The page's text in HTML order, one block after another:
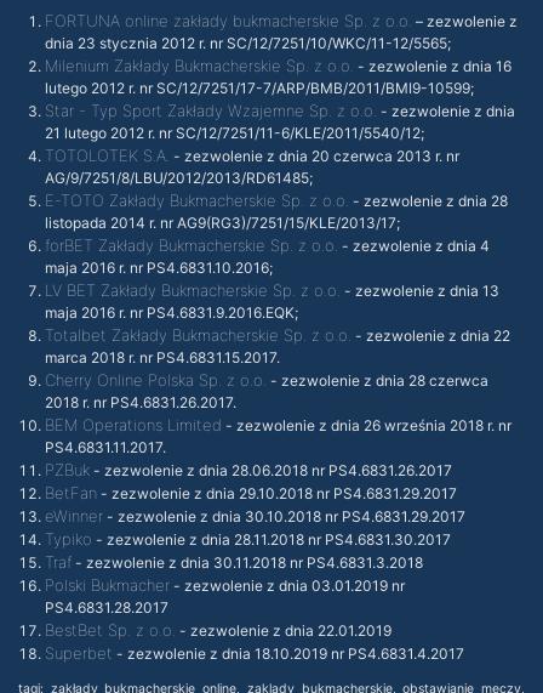
FORTUNA online zakłady bukmacherskie Sp. z o.o. – zezwolenie z
dnia 23 stycznia 2012 r. nr SC/12/7251/10/WKC/11-12/5565;
Milenium Zakłady Bukmacherskie Sp. z o.o. - zezwolenie z dnia 16
lutego 2012 r. nr SC/12/7251/17-7/ARP/BMB/2011/BMI9-10599;
Star - Typ Sport Zakłady Wzajemne Sp. z o.o. - zezwolenie z dnia
21 lutego 2012 r. nr SC/12/7251/11-6/KLE/2011/5540/12;
TOTOLOTEK S.A. - zezwolenie z dnia 20 czerwca 2013 r. nr
AG/9/7251/8/LBU/2012/2013/RD61485;
E-TOTO Zakłady Bukmacherskie Sp. z o.o. - zezwolenie z dnia 28
listopada 2014 r. nr AG9(RG3)/7251/15/KLE/2013/17;
forBET Zakłady Bukmacherskie Sp. z o.o. - zezwolenie z dnia 4
maja 2016 r. nr PS4.6831.10.2016;
LV BET Zakłady Bukmacherskie Sp. z o.o. - zezwolenie z dnia 13
maja 2016 r. nr PS4.6831.9.2016.EQK;
Totalbet Zakłady Bukmacherskie Sp. z o.o. - zezwolenie z dnia 22
marca 2018 r. nr PS4.6831.15.2017.
Cherry Online Polska Sp. z o.o. - zezwolenie z dnia 28 czerwca
2018 r. nr PS4.6831.26.2017.
BEM Operations Limited - zezwolenie z dnia 26 września 2018 r. nr
PS4.6831.11.2017.
PZBuk - zezwolenie z dnia 28.06.2018 nr PS4.6831.26.2017
BetFan - zezwolenie z dnia 29.10.2018 nr PS4.6831.29.2017
eWinner - zezwolenie z dnia 30.10.2018 nr PS4.6831.29.2017
Typiko - zezwolenie z dnia 28.11.2018 nr PS4.6831.30.2017
Traf - zezwolenie z dnia 30.11.2018 nr PS4.6831.3.2018
Polski Bukmacher - zezwolenie z dnia 03.01.2019 nr
PS4.6831.28.2017
BestBet Sp. z o.o. - zezwolenie z dnia 22.01.2019
Superbet - zezwolenie z dnia 18.10.2019 nr PS4.6831.4.2017
tagi: zakłady bukmacherskie online, zaklady bukmacherskie, obstawianie meczy,